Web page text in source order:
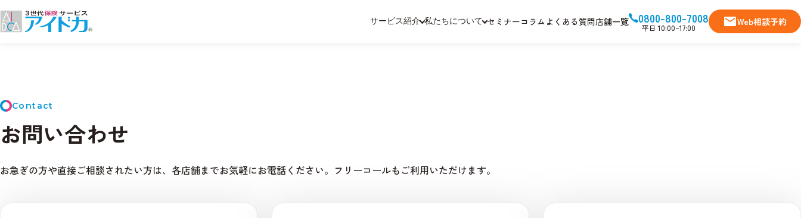
サービス紹介 私たちについて セミナーコラム よくある質問店舗一覧 0800-800-7008
平日 10:00–17:00 Web相談予約
Contact
お問い合わせ
お急ぎの方や直接ご相談されたい方は、各店舗までお気軽にお電話ください。フリーコールもご利用いただけます。